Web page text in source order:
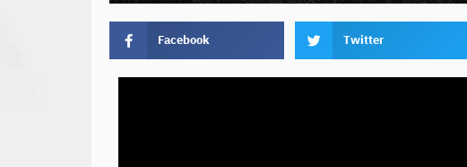
Facebook Twitter